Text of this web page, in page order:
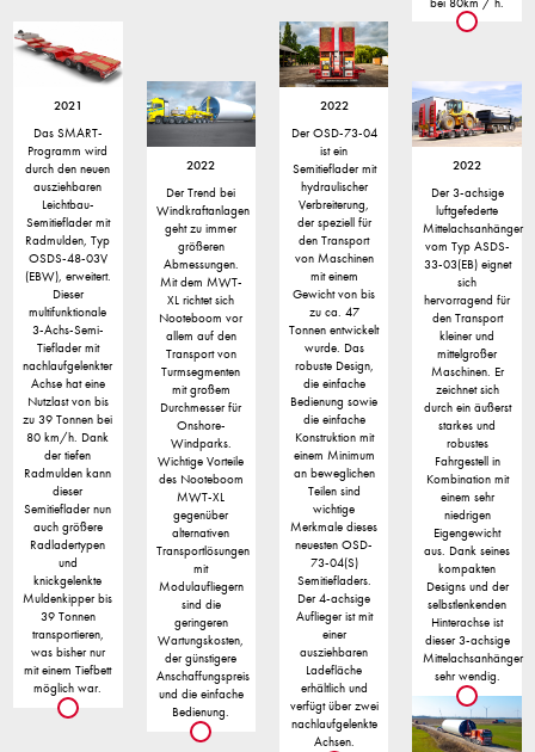
bei 80km / h.
2021
Das SMART-
Programm wird
durch den neuen
ausziehbaren
Leichtbau-
Semitieflader mit
Radmulden, Typ
OSDS-48-03V
(EBW), erweitert.
Dieser
multifunktionale
3-Achs-Semi-
Tieflader mit
nachlaufgelenkter
Achse hat eine
Nutzlast von bis
zu 39 Tonnen bei
80 km/h. Dank
der tiefen
Radmulden kann
dieser
Semitieflader nun
auch größere
Radladertypen
und
knickgelenkte
Muldenkipper bis
39 Tonnen
transportieren,
was bisher nur
mit einem Tiefbett
möglich war.
2022
Der Trend bei
Windkraftanlagen
geht zu immer
größeren
Abmessungen.
Mit dem MWT-
XL richtet sich
Nooteboom vor
allem auf den
Transport von
Turmsegmenten
mit großem
Durchmesser für
Onshore-
Windparks.
Wichtige Vorteile
des Nooteboom
MWT-XL
gegenüber
alternativen
Transportlösungen
mit
Modulaufliegern
sind die
geringeren
Wartungskosten,
der günstigere
Anschaffungspreis
und die einfache
Bedienung.
2022
Der OSD-73-04
ist ein
Semitieflader mit
hydraulischer
Verbreiterung,
der speziell für
den Transport
von Maschinen
mit einem
Gewicht von bis
zu ca. 47
Tonnen entwickelt
wurde. Das
robuste Design,
die einfache
Bedienung sowie
die einfache
Konstruktion mit
einem Minimum
an beweglichen
Teilen sind
wichtige
Merkmale dieses
neuesten OSD-
73-04(S)
Semitiefladers.
Der 4-achsige
Auflieger ist mit
einer
ausziehbaren
Ladefläche
erhältlich und
verfügt über zwei
nachlaufgelenkte
Achsen.
2022
Der 3-achsige
luftgefederte
Mittelachsanhänger
vom Typ ASDS-
33-03(EB) eignet
sich
hervorragend für
den Transport
kleiner und
mittelgroßer
Maschinen. Er
zeichnet sich
durch ein äußerst
starkes und
robustes
Fahrgestell in
Kombination mit
einem sehr
niedrigen
Eigengewicht
aus. Dank seines
kompakten
Designs und der
selbstlenkenden
Hinterachse ist
dieser 3-achsige
Mittelachsanhänger
sehr wendig.